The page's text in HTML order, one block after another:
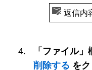
返信内
「ファイル
削除する をク